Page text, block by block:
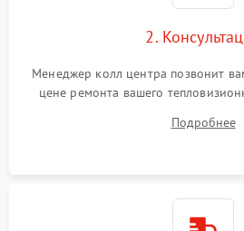
2.
Менеджер колл центра позвонит
цене ремонта вашего
Подробнее